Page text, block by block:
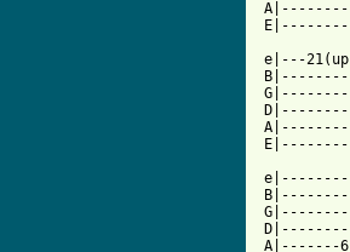
e|---
A|-------